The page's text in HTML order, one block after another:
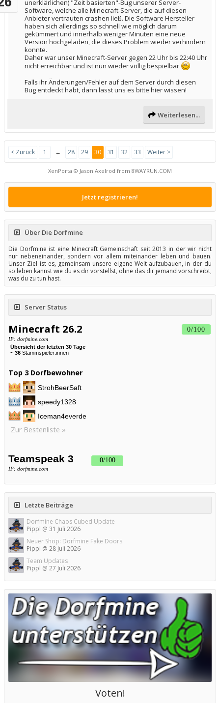
unerklärlichen) "Zeit basierten"-Bug unserer Server-
Software, welche alle Minecraft-Server, die auf diesen
Anbieter vertrauten crashen ließ. Die Software Hersteller
haben sich allerdings so schnell wie möglich darum
gekümmert und innerhalb weniger Minuten eine neue
Version hochgeladen, die dieses Problem wieder verhindern
konnte.
Daher war unser Minecraft-Server gegen 22 Uhr bis 22:40 Uhr
nicht erreichbar und ist nun wieder völlig bespielbar
Falls ihr Änderungen/Fehler auf dem Server durch diesen
Bug entdeckt habt, dann lasst uns es bitte hier wissen!
Weiterlesen...
< Zurück 1 ← 28 29 30 31 32 33 Weiter >
XenPorta © Jason Axelrod from 8WAYRUN.COM
Jetzt registrieren!
Über Die Dorfmine
Die Dorfmine ist eine Minecraft Gemeinschaft seit 2013 in der wir nicht
nur nebeneinander, sondern vor allem miteinander leben und bauen.
Unser Ziel ist es, gemeinsam unsere eigene Welt aufzubauen, in der du
so leben kannst wie du es dir vorstellst, ohne das dir jemand vorschreibt,
was du zu tun hast.
Server Status
Minecraft 26.2 0/100
IP: dorfmine.com
Top 3 Dorfbewohner
Zur Bestenliste »
Letzte Beiträge
Dorfmine Chaos Cubed Update
Pippl @ 31 Juli 2026
Neuer Shop: Dorfmine Fake Doors
Pippl @ 28 Juli 2026
Team Updates
Pippl @ 27 Juli 2026
Voten!